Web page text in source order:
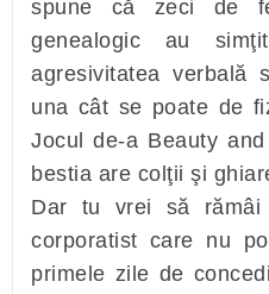
spune că zeci de
genealogic au
agresivitatea verbală
una cât se poate de
Jocul de-a Beauty
bestia are colţii şi
Dar tu vrei să
corporatist care nu
primele zile de